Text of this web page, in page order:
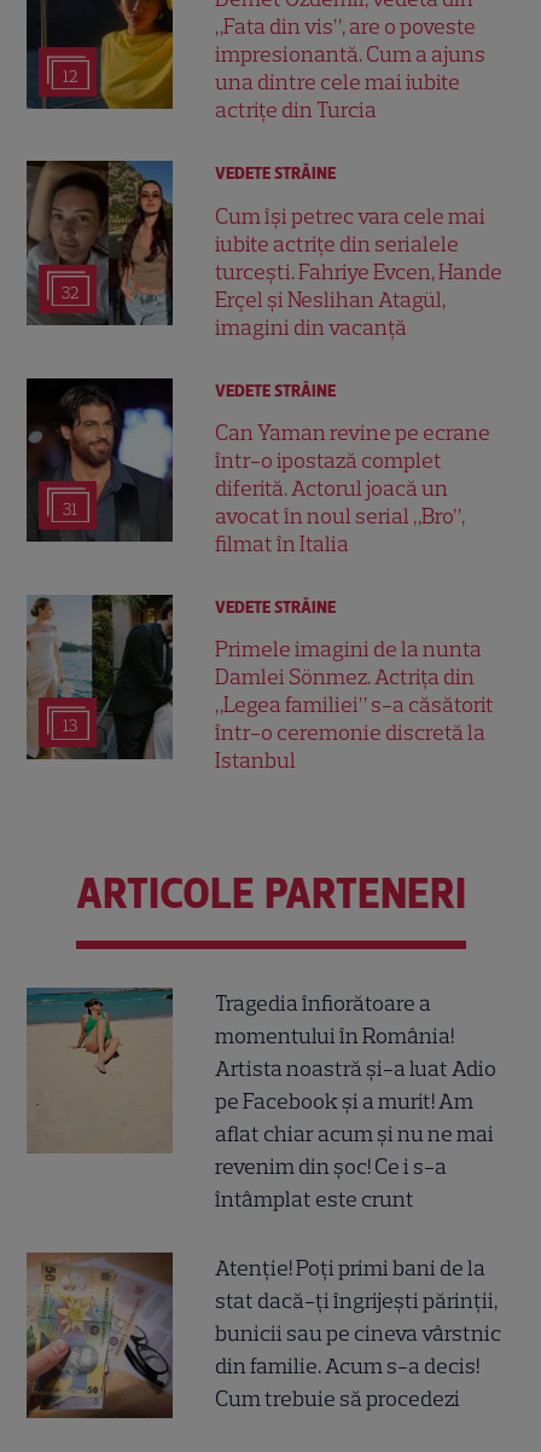
12
„Fata din vis”, are o poveste
impresionantă. Cum a ajuns
una dintre cele mai iubite
actrițe din Turcia
32
VEDETE STRĂINE
Cum își petrec vara cele mai
iubite actrițe din serialele
turcești. Fahriye Evcen, Hande
Erçel și Neslihan Atagül,
imagini din vacanță
31
VEDETE STRĂINE
Can Yaman revine pe ecrane
într-o ipostază complet
diferită. Actorul joacă un
avocat în noul serial „Bro”,
filmat în Italia
13
VEDETE STRĂINE
Primele imagini de la nunta
Damlei Sönmez. Actrița din
„Legea familiei” s-a căsătorit
într-o ceremonie discretă la
Istanbul
ARTICOLE PARTENERI
Tragedia înfiorătoare a
momentului în România!
Artista noastră și-a luat Adio
pe Facebook și a murit! Am
aflat chiar acum și nu ne mai
revenim din șoc! Ce i s-a
întâmplat este crunt
Atenție! Poți primi bani de la
stat dacă-ți îngrijești părinții,
bunicii sau pe cineva vârstnic
din familie. Acum s-a decis!
Cum trebuie să procedezi